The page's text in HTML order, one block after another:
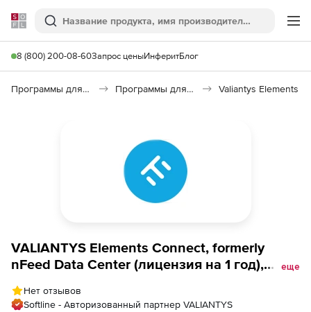
Softline
Поиск
8 (800) 200-08-60Запрос ценыИнферитБлог
Программы для программирования Программы для работы с базами данных Valiantys Elements
VALIANTYS Elements Connect, formerly
nFeed Data Center (лицензия на 1 год),
еще
Нет отзывов
Softline - Авторизованный партнер VALIANTYS